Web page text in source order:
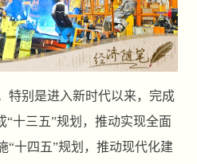
特别是进入新时代以来，完成
“十三五”规划，推动实现全面
“十四五”规划，推动现代化建